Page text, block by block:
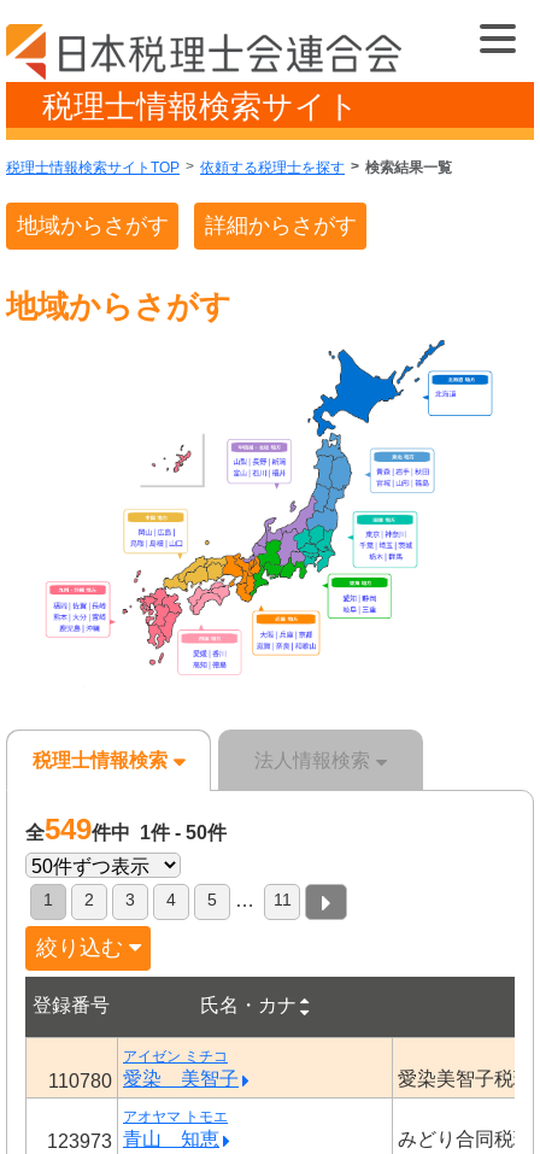
税理士情報検索サイト
税理士情報検索サイトTOP 依頼する税理士を探す 検索結果一覧
地域からさがす 詳細からさがす
地域からさがす
税理士情報検索 法人情報検索
全549件中 1件 - 50件
1 2 3 4 5 … 11
絞り込む
登録番号 氏名・カナ
110780
アイゼン ミチコ
愛染 美智子 愛染美智子税理
123973
アオヤマ トモエ
青山 知恵 みどり合同税理